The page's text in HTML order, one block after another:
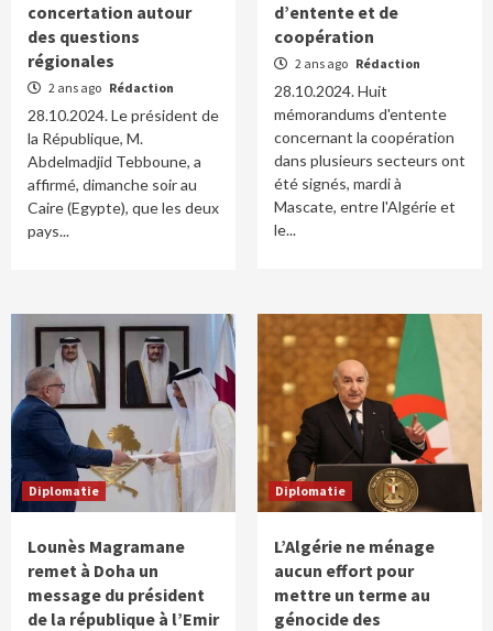
concertation autour
des questions
régionales
2 ans ago Rédaction
28.10.2024. Le président de
la République, M.
Abdelmadjid Tebboune, a
affirmé, dimanche soir au
Caire (Egypte), que les deux
pays...
d’entente et de
coopération
2 ans ago Rédaction
28.10.2024. Huit
mémorandums d'entente
concernant la coopération
dans plusieurs secteurs ont
été signés, mardi à
Mascate, entre l'Algérie et
le...
Diplomatie
Lounès Magramane
remet à Doha un
message du président
de la république à l’Emir
Diplomatie
L’Algérie ne ménage
aucun effort pour
mettre un terme au
génocide des